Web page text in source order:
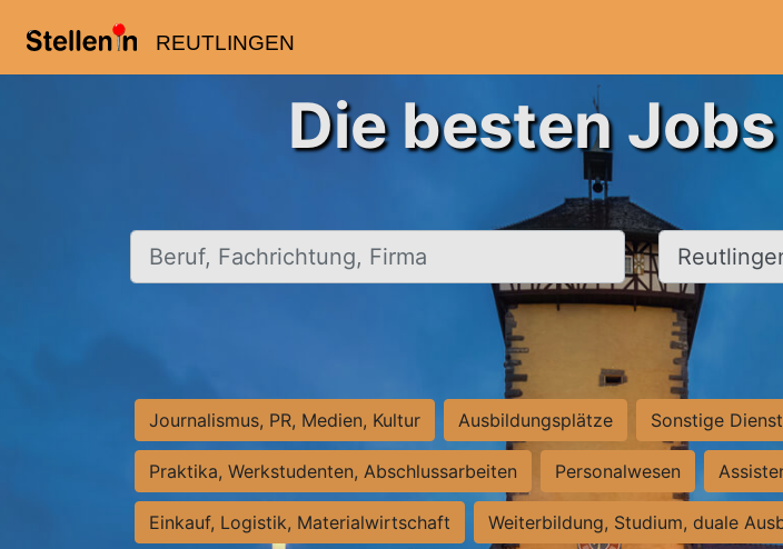
REUTLINGEN
Die besten
Beruf, Fachrichtung, Firma Ort, Stadt
Journalismus, PR, Medien, Kultur Ausbildungsplätze Sonstige
Praktika, Werkstudenten, Abschlussarbeiten Personalwesen
Einkauf, Logistik, Materialwirtschaft Weiterbildung, Studium, duale